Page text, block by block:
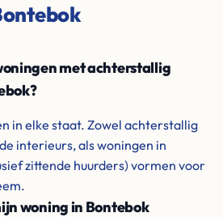
met achterstallig
in elke staat. Zowel achterstallig
interieurs, als woningen in
zittende huurders) vormen voor
woning in Bontebok